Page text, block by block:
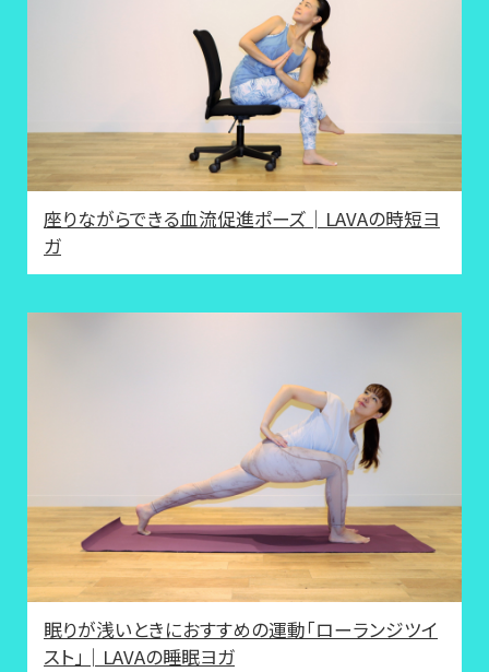
座りながらできる血流促進ポーズ│LAVAの時短ヨ
ガ
眠りが浅いときにおすすめの運動「ローランジツイ
スト」│LAVAの睡眠ヨガ